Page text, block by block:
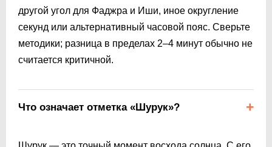
другой угол для Фаджра и Иши, иное округление
секунд или альтернативный часовой пояс. Сверьте
методики; разница в пределах 2–4 минут обычно не
считается критичной.
Что означает отметка «Шурук»?